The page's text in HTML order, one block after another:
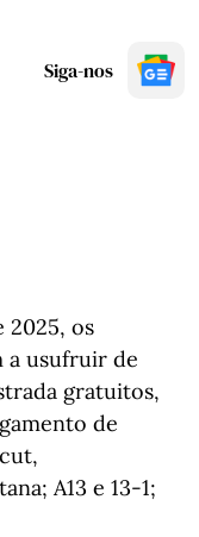
Siga-nos
2025, os
a usufruir de
gratuitos,
de
A13 e 13-1;